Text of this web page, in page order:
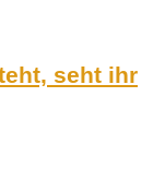
seht ihr